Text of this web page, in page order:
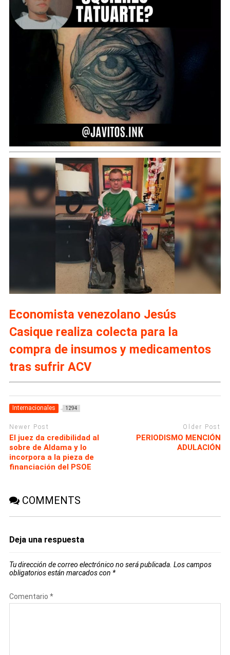
Economista venezolano Jesús
Casique realiza colecta para la
compra de insumos y medicamentos
tras sufrir ACV
Internacionales 1294
Newer Post
El juez da credibilidad al
sobre de Aldama y lo
incorpora a la pieza de
financiación del PSOE
Older Post
PERIODISMO MENCIÓN
ADULACIÓN
COMMENTS
Deja una respuesta
Tu dirección de correo electrónico no será publicada. Los campos
obligatorios están marcados con *
Comentario *